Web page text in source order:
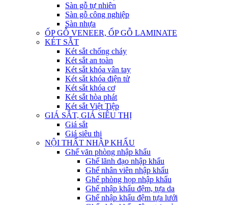
Sàn gỗ tự nhiên
Sàn gỗ công nghiệp
Sàn nhựa
ỐP GỖ VENEER, ỐP GỖ LAMINATE
KÉT SẮT
Két sắt chống cháy
Két sắt an toàn
Két sắt khóa vân tay
Két sắt khóa điện tử
Két sắt khóa cơ
Két sắt hòa phát
Két sắt Việt Tiệp
GIÁ SẮT, GIÁ SIÊU THỊ
Giá sắt
Giá siêu thị
NỘI THẤT NHẬP KHẨU
Ghế văn phòng nhập khẩu
Ghế lãnh đạo nhập khẩu
Ghế nhân viên nhập khẩu
Ghế phòng họp nhập khẩu
Ghế nhập khẩu đệm, tựa da
Ghế nhập khẩu đệm tựa lưới